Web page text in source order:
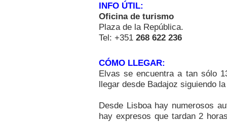
INFO ÚTIL:
Oficina de turismo
Plaza de la República.
Tel: +351 268 622 236
CÓMO LLEGAR:
Elvas se encuentra a tan sólo
llegar desde Badajoz siguiendo
Desde Lisboa hay numerosos
hay expresos que tardan 2